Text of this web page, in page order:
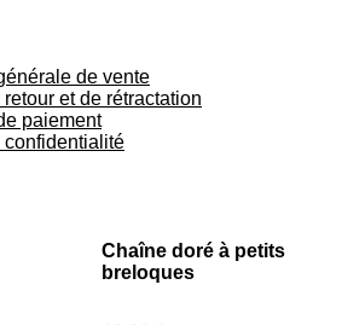
de vente
et de rétractation
paiement
confidentialité
Chaîne doré à petits
breloques